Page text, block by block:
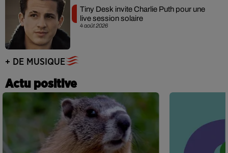
4 août 2026
Tiny Desk invite Charlie Puth pour une
live session solaire
+ DE MUSIQUE
Actu positive